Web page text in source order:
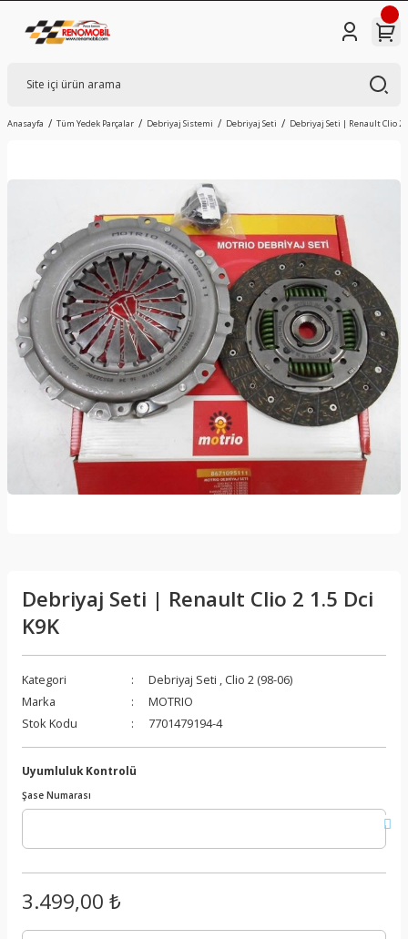
Anasayfa Tüm Yedek Parçalar Debriyaj Sistemi Debriyaj Seti Debriyaj Seti | Renault Clio 2
Debriyaj Seti | Renault Clio 2 1.5 Dci
K9K
Kategori Debriyaj Seti , Clio 2 (98-06)
Marka
MOTRIO
Stok Kodu
7701479194-4
Uyumluluk Kontrolü
Şase Numarası
3.499,00 ₺